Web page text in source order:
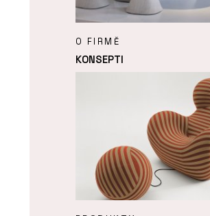
O FIRMĚ
KONSEPTI